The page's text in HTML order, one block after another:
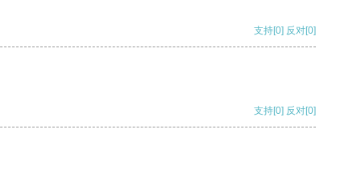
支持[0] 反对[0]
支持[0] 反对[0]